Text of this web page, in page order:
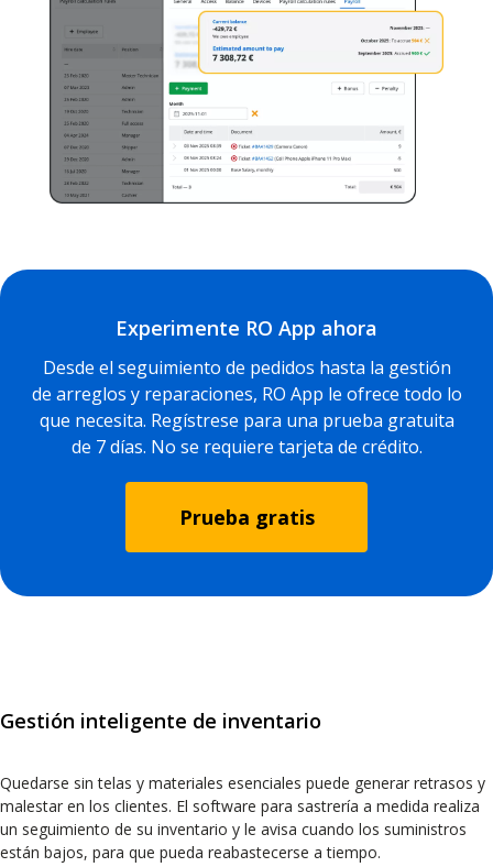
Experimente RO App ahora
Desde el seguimiento de pedidos hasta la gestión
de arreglos y reparaciones, RO App le ofrece todo lo
que necesita. Regístrese para una prueba gratuita
de 7 días. No se requiere tarjeta de crédito.
Prueba gratis
Gestión inteligente de inventario
Quedarse sin telas y materiales esenciales puede generar retrasos y
malestar en los clientes. El software para sastrería a medida realiza
un seguimiento de su inventario y le avisa cuando los suministros
están bajos, para que pueda reabastecerse a tiempo.